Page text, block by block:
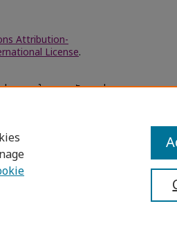
Attribution-
License.
อบทบาทในครอบครัวของคู่
Accessibility